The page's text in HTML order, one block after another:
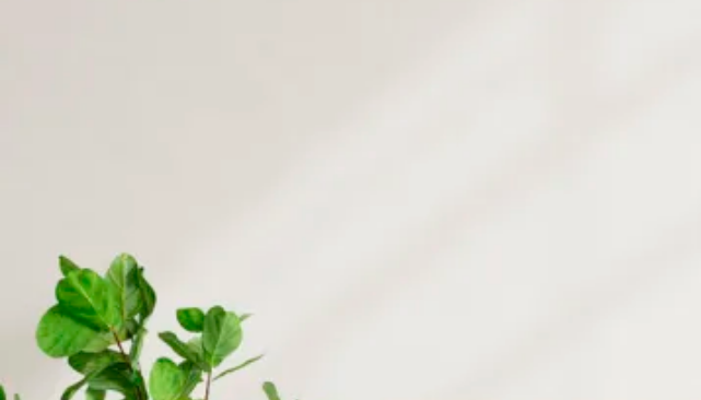
Topmadrasser til elevationssenge
Topmadrasser på tilbud
Populære størrelser
Topmadrasser 200x200
Topmadrasser 180x210
Topmadrasser 180x200
Topmadrasser 160x200
Topmadrasser 140x200